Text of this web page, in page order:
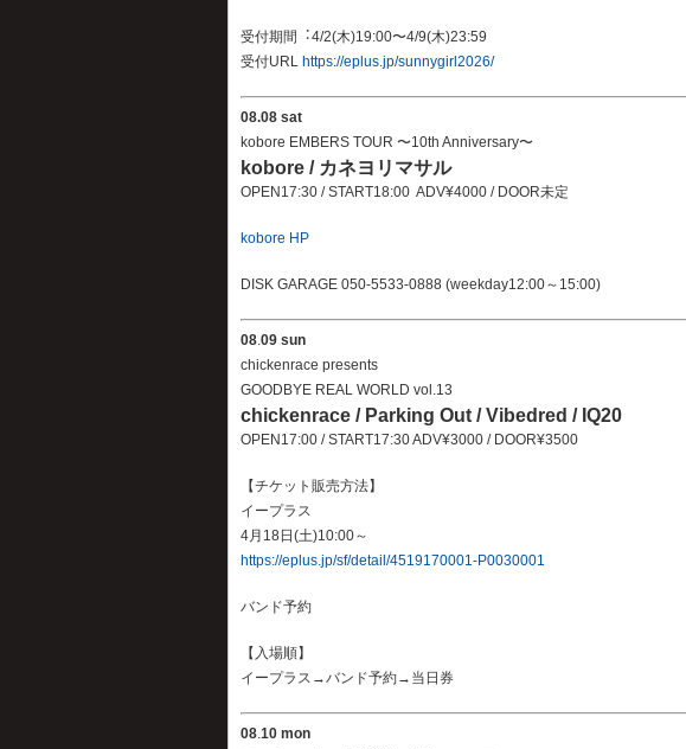
受付期間︓4/2(⽊)19:00〜4/9(⽊)23:59
受付URL https://eplus.jp/sunnygirl2026/
08.08 sat
kobore EMBERS TOUR 〜10th Anniversary〜
kobore / カネヨリマサル
OPEN17:30 / START18:00 ADV¥4000 / DOOR未定
kobore HP
DISK GARAGE 050-5533-0888 (weekday12:00～15:00)
08.09 sun
chickenrace presents
GOODBYE REAL WORLD vol.13
chickenrace / Parking Out / Vibedred / IQ20
OPEN17:00 / START17:30 ADV¥3000 / DOOR¥3500
【チケット販売方法】
イープラス
4月18日(土)10:00～
https://eplus.jp/sf/detail/4519170001-P0030001
バンド予約
【入場順】
イープラス→バンド予約→当日券
08.10 mon